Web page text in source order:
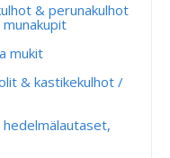
& perunakulhot
mukit
& kastikekulhot /